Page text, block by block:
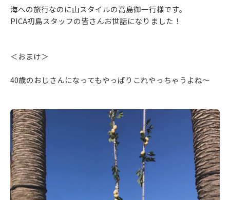
海への旅行なのに山スタイルの高島御一行様です。
PICA初島スタッフの皆さんお世話になりました！
＜おまけ＞
40歳のおじさんになってもやっぱりこれやっちゃうよね～